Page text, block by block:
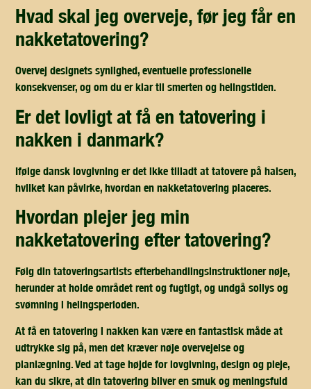
hvad skal jeg overveje, før jeg får en
nakketatovering?
Overvej designets synlighed, eventuelle professionelle
konsekvenser, og om du er klar til smerten og helingstiden.
er det lovligt at få en tatovering i
nakken i danmark?
Ifølge dansk lovgivning er det ikke tilladt at tatovere på halsen,
hvilket kan påvirke, hvordan en nakketatovering placeres.
hvordan plejer jeg min
nakketatovering efter tatovering?
Følg din tatoveringsartists efterbehandlingsinstruktioner nøje,
herunder at holde området rent og fugtigt, og undgå sollys og
svømning i helingsperioden.
At få en tatovering i nakken kan være en fantastisk måde at
udtrykke sig på, men det kræver nøje overvejelse og
planlægning. Ved at tage højde for lovgivning, design og pleje,
kan du sikre, at din tatovering bliver en smuk og meningsfuld